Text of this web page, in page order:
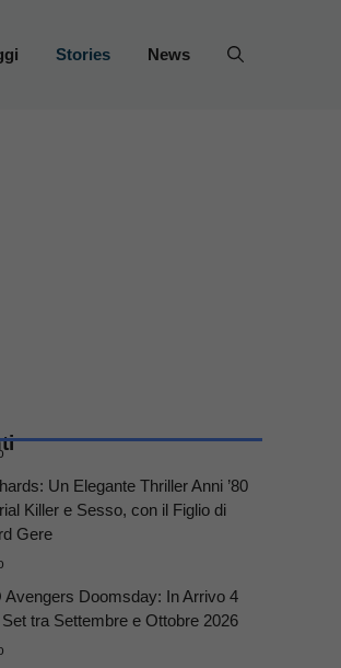
Stories News
Un Elegante Thriller Anni ’80
Killer e Sesso, con il Figlio di
Gere
Avengers Doomsday: In Arrivo 4
tra Settembre e Ottobre 2026